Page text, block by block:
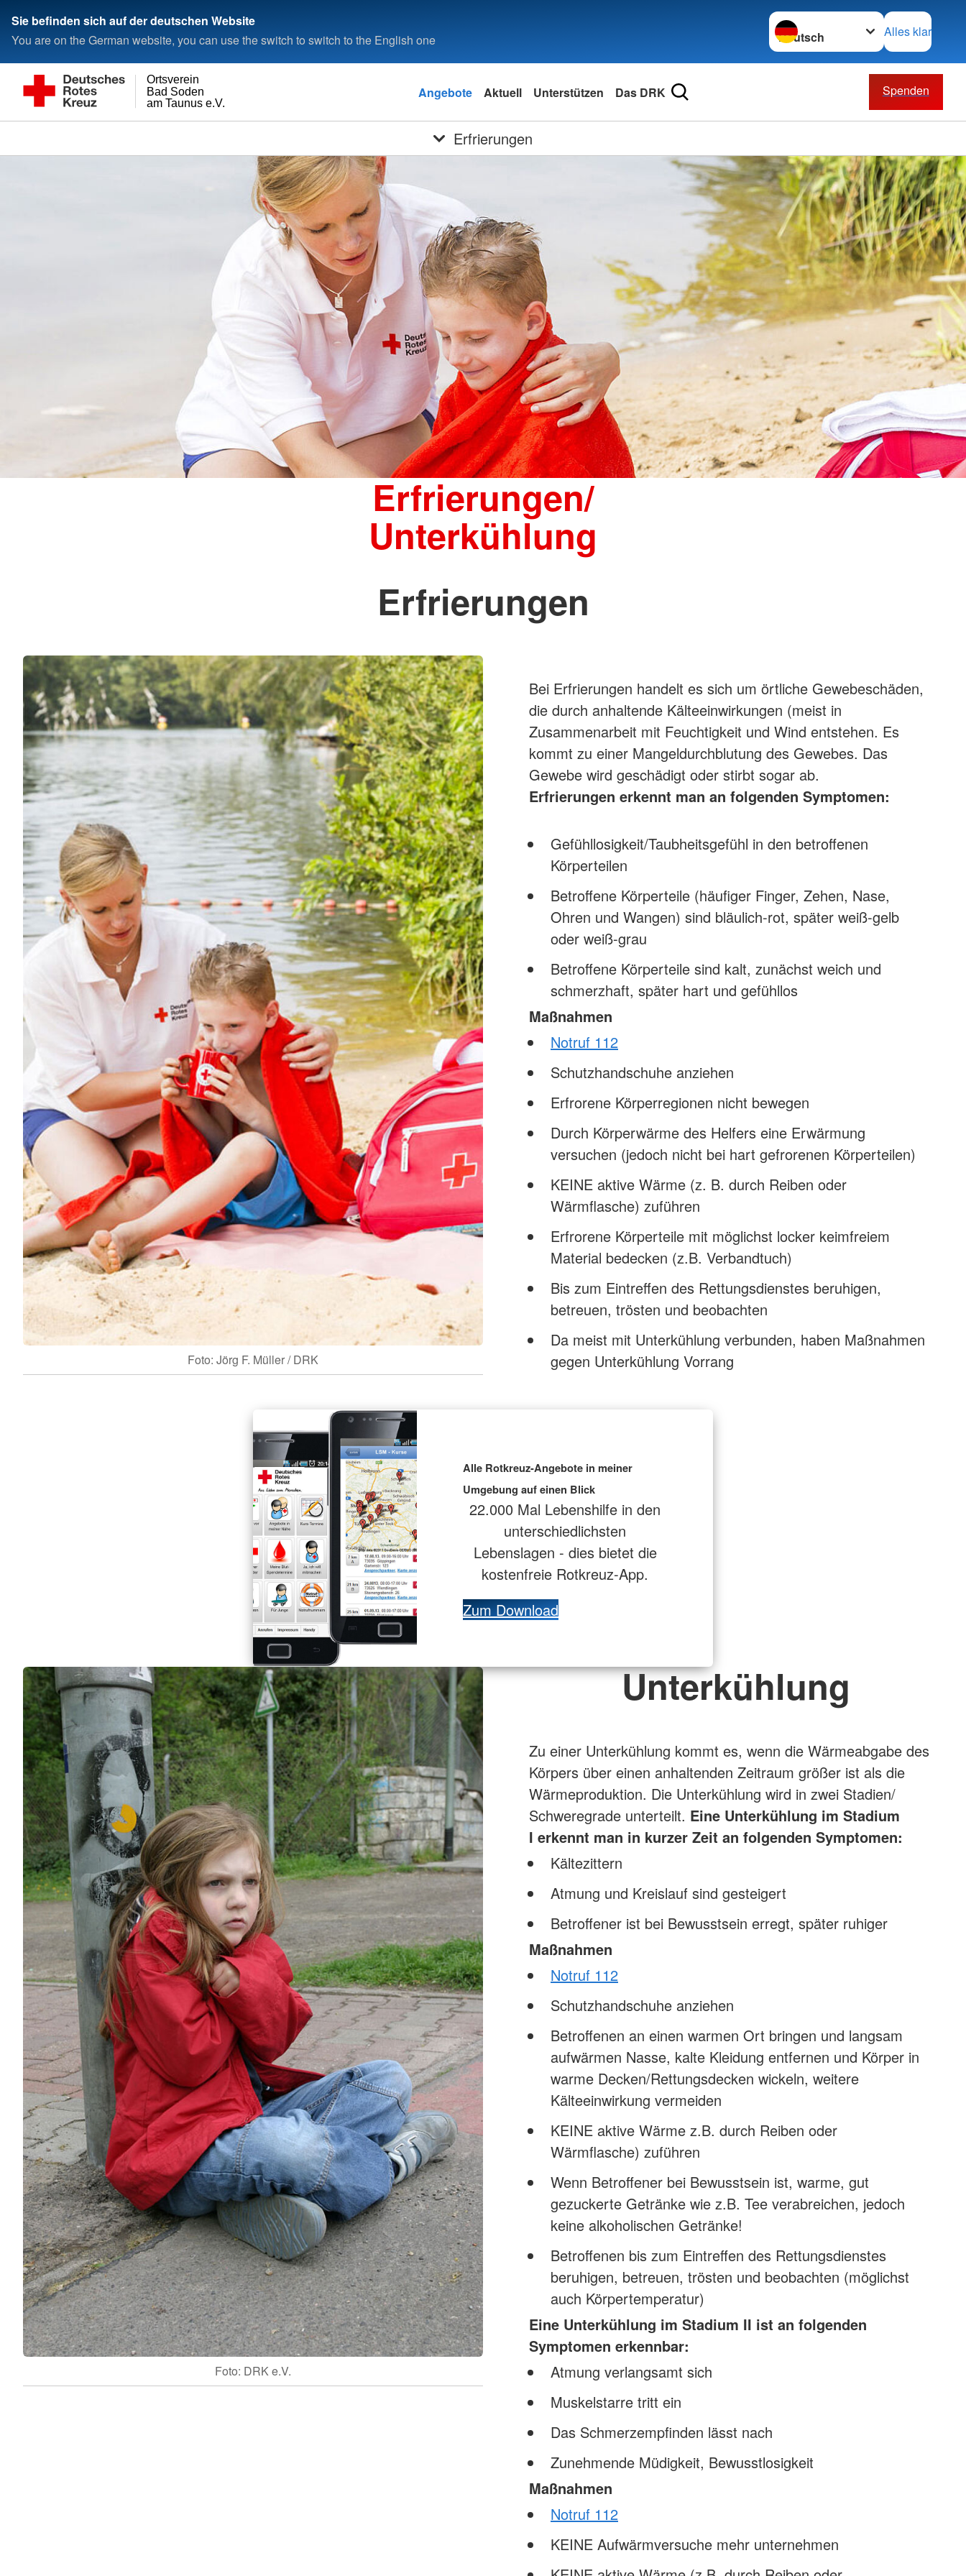
Sie befinden sich auf der deutschen Website
You are on the German website, you can use the switch to switch to the English one
Sprache wechseln zu
Alles klar
am Taunus e.V.
Bad Soden
Ortsverein
Angebote Aktuell Unterstützen Das DRK Spenden
Erfrierungen
Erfrierungen/
Unterkühlung
Erfrierungen
Foto: Jörg F. Müller / DRK
Bei Erfrierungen handelt es sich um örtliche Gewebeschäden,
die durch anhaltende Kälteeinwirkungen (meist in
Zusammenarbeit mit Feuchtigkeit und Wind entstehen. Es
kommt zu einer Mangeldurchblutung des Gewebes. Das
Gewebe wird geschädigt oder stirbt sogar ab.
Erfrierungen erkennt man an folgenden Symptomen:
Gefühllosigkeit/Taubheitsgefühl in den betroffenen
Körperteilen
Betroffene Körperteile (häufiger Finger, Zehen, Nase,
Ohren und Wangen) sind bläulich-rot, später weiß-gelb
oder weiß-grau
Betroffene Körperteile sind kalt, zunächst weich und
schmerzhaft, später hart und gefühllos
Maßnahmen
Notruf 112
Schutzhandschuhe anziehen
Erfrorene Körperregionen nicht bewegen
Durch Körperwärme des Helfers eine Erwärmung
versuchen (jedoch nicht bei hart gefrorenen Körperteilen)
KEINE aktive Wärme (z. B. durch Reiben oder
Wärmflasche) zuführen
Erfrorene Körperteile mit möglichst locker keimfreiem
Material bedecken (z.B. Verbandtuch)
Bis zum Eintreffen des Rettungsdienstes beruhigen,
betreuen, trösten und beobachten
Da meist mit Unterkühlung verbunden, haben Maßnahmen
gegen Unterkühlung Vorrang
Alle Rotkreuz-Angebote in meiner
Umgebung auf einen Blick
22.000 Mal Lebenshilfe in den
unterschiedlichsten
Lebenslagen - dies bietet die
kostenfreie Rotkreuz-App.
Zum Download
Foto: DRK e.V.
Unterkühlung
Zu einer Unterkühlung kommt es, wenn die Wärmeabgabe des
Körpers über einen anhaltenden Zeitraum größer ist als die
Wärmeproduktion. Die Unterkühlung wird in zwei Stadien/
Schweregrade unterteilt. Eine Unterkühlung im Stadium
I erkennt man in kurzer Zeit an folgenden Symptomen:
Kältezittern
Atmung und Kreislauf sind gesteigert
Betroffener ist bei Bewusstsein erregt, später ruhiger
Maßnahmen
Notruf 112
Schutzhandschuhe anziehen
Betroffenen an einen warmen Ort bringen und langsam
aufwärmen Nasse, kalte Kleidung entfernen und Körper in
warme Decken/Rettungsdecken wickeln, weitere
Kälteeinwirkung vermeiden
KEINE aktive Wärme z.B. durch Reiben oder
Wärmflasche) zuführen
Wenn Betroffener bei Bewusstsein ist, warme, gut
gezuckerte Getränke wie z.B. Tee verabreichen, jedoch
keine alkoholischen Getränke!
Betroffenen bis zum Eintreffen des Rettungsdienstes
beruhigen, betreuen, trösten und beobachten (möglichst
auch Körpertemperatur)
Eine Unterkühlung im Stadium II ist an folgenden
Symptomen erkennbar:
Atmung verlangsamt sich
Muskelstarre tritt ein
Das Schmerzempfinden lässt nach
Zunehmende Müdigkeit, Bewusstlosigkeit
Maßnahmen
Notruf 112
KEINE Aufwärmversuche mehr unternehmen